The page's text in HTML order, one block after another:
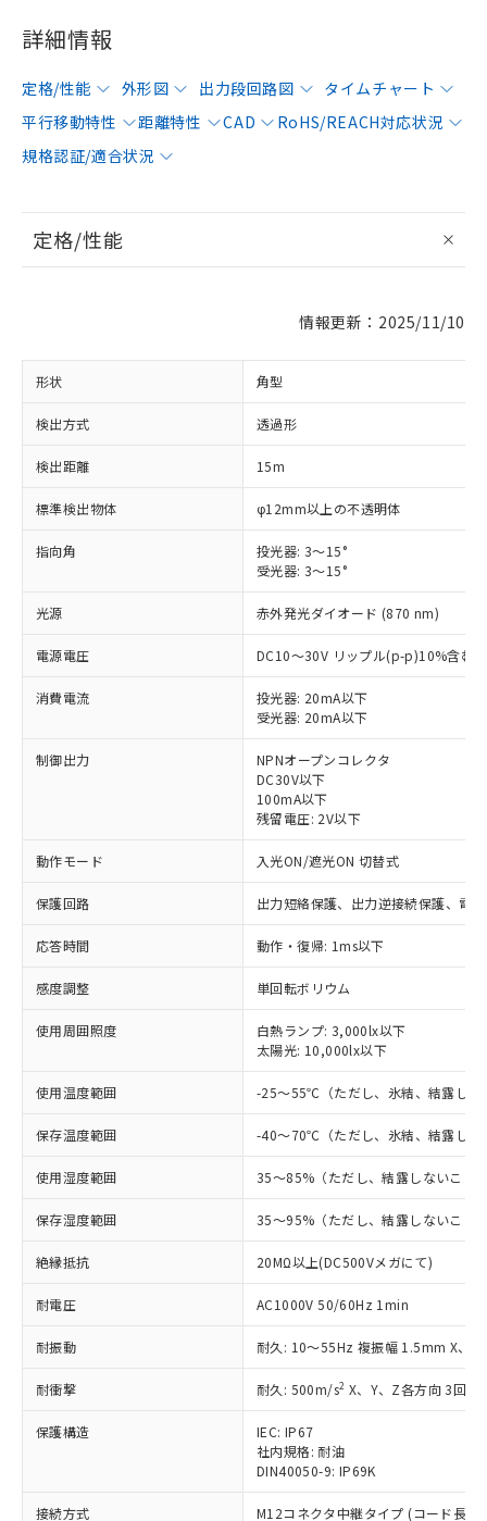
詳細情報
定格/性能 外形図 出力段回路図
タイムチャート
平行移動特性
距離特性 CAD
RoHS/REACH対応状況
規格認証/適合状況
定格/性能
情報更新：2025/11/10
形状 角型
検出方式 透過形
検出距離 15m
標準検出物体 φ12mm以上の不透明体
指向角
投光器: 3～15°
受光器: 3～15°
光源 赤外発光ダイオード (870 nm)
電源電圧 DC10～30V リップル(p-p)10%含む
消費電流
投光器: 20mA以下
受光器: 20mA以下
制御出力
NPNオープンコレクタ
DC30V以下
100mA以下
残留電圧: 2V以下
動作モード 入光ON/遮光ON 切替式
保護回路 出力短絡保護、出力逆接続保護、電
応答時間 動作・復帰: 1ms以下
感度調整 単回転ボリウム
使用周囲照度
白熱ランプ: 3,000lx以下
太陽光: 10,000lx以下
使用温度範囲 -25～55℃（ただし、氷結、結露しな
保存温度範囲 -40～70℃（ただし、氷結、結露しな
使用湿度範囲 35～85%（ただし、結露しないこと
保存湿度範囲 35～95%（ただし、結露しないこと
絶縁抵抗 20MΩ以上(DC500Vメガにて)
耐電圧 AC1000V 50/60Hz 1min
耐振動 耐久: 10～55Hz 複振幅 1.5mm X、Y
耐衝撃 耐久: 500m/s2 X、Y、Z各方向 3回
保護構造
IEC: IP67
社内規格: 耐油
DIN40050-9: IP69K
接続方式 M12コネクタ中継タイプ (コード長
ご利用条件
以下の条件をお読みいただき、同意のうえ
ご利用ください。
商品の当社在庫状況および標準価格
(税抜)を提供させていただくもので
当社制御機器事業取扱商品の中には、
本サービスの対象外となる商品もある
ことをご了承ください。
在庫状況および標準価格照会結果は、
記載している更新日時点での社内デー
タに基づき作成されるものであり、閲
※1 対応状況
対応済み：EU RoHS指令（10物質）の
非含有に対応した製品が提供可能な商品で
対応予定：EU RoHS指令（10物質）の非含
有に対応した製品に切り替える予定のある
商品です。
対応予定なし：EU RoHS指令（10物質）の
非含有に非対応の商品で、対応品を出す予
定はありません。
調査・確認中：EU RoHS指令（10物質）の
非含有の対応状況を調査中または確認中の
非該当品：ライセンス料など無形物で、有
害物質有無と関係のない商品です。
仕入先様の事情により、非含有部品として
むを得ず変更することがあります。
鉛(Pb) 1000ppm以下、 水銀(Hg) 1000ppm以下、 カド
※1 中国RoHS○×表
「○」：最大均質材料含有率が中国RoHSの
基準値以下であることを示します。
「×」：最大均質材料含有率が中国RoHSの
基準値を超えていることを示します。
「－」：未確認です。当社販売部門へお問
*中国RoHS10物質の基準値 (GB/T26572)：
当社は、これら貴社製品のうち、外国
為替および外国貿易法に定める商品
（以下｢規制貨物等」という）を輸出
または国外への提供する場合は、日本
国政府の輸出許可(または役務取引許